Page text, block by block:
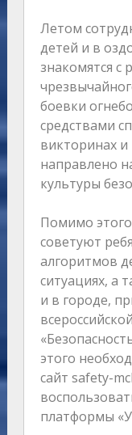
Летом
детей и в
знакомятся с
боевки
средствами
викторинах и
направлено
культуры
Помимо
советуют
алгоритмов
ситуациях, а
и в городе,
этого
сайт safety-
платформы